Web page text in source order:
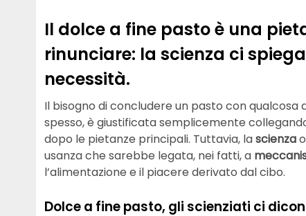
Il dolce a fine pasto è una
rinunciare: la scienza ci
necessità.
Il bisogno di concludere un pasto con qualcosa
spesso, è giustificata semplicemente
dopo le pietanze principali. Tuttavia, lascienza
usanza che sarebbe legata, nei fatti, a
l’alimentazione e il piacere derivato dal cibo.
Dolce a fine pasto, gli scienziati ci